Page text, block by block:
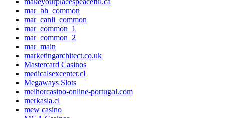
mar_bh_common
mar_canli_common
mar_common_1
mar_common_2
mar_main
marketingarchitect.co.uk
Mastercard Casinos
medicalsexcenter.cl
Megaways Slots
melhorcasino-online-portugal.com
merkasia.cl
mew casino